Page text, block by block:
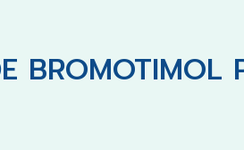
BROMOTIMOL